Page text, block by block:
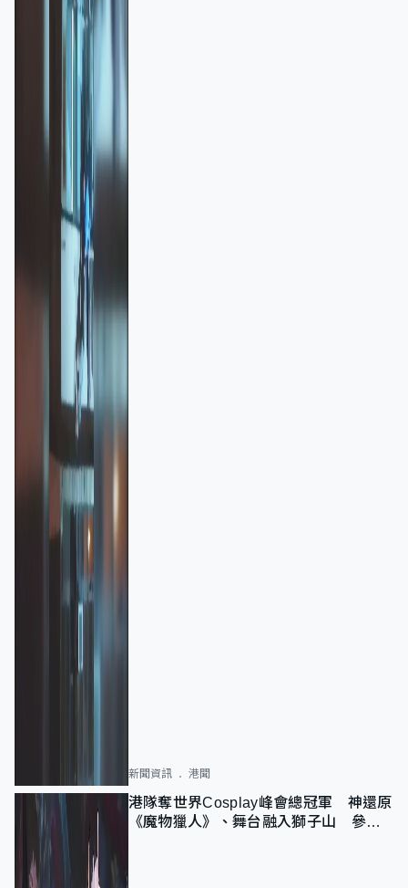
新聞資訊 港聞
港隊奪世界Cosplay峰會總冠軍 神還原
《魔物獵人》、舞台融入獅子山 參賽